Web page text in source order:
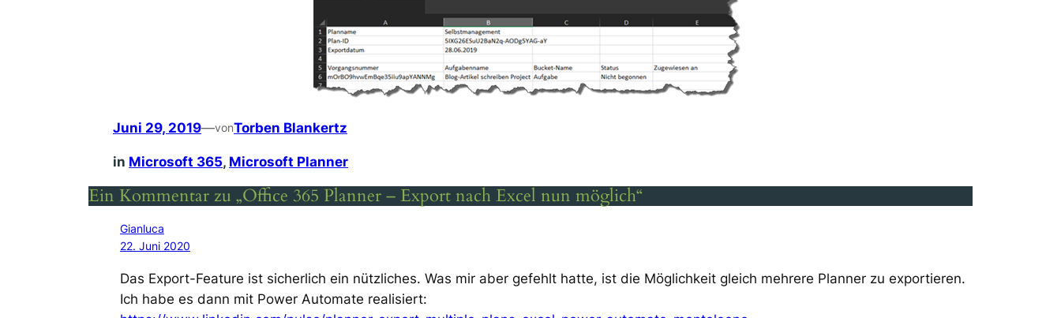
Juni 29, 2019—vonTorben Blankertz
in Microsoft 365, Microsoft Planner
Ein Kommentar zu „Office 365 Planner – Export nach Excel nun möglich“
Gianluca
22. Juni 2020
Das Export-Feature ist sicherlich ein nützliches. Was mir aber gefehlt hatte, ist die Möglichkeit gleich mehrere Planner zu exportieren.
Ich habe es dann mit Power Automate realisiert: